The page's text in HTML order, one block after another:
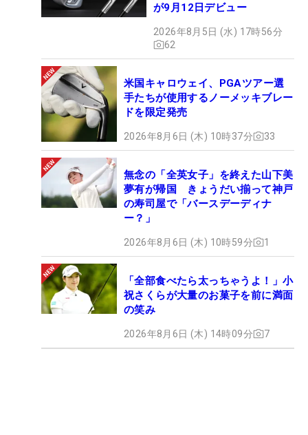
が9月12日デビュー
2026年8月5日 (水) 17時56分
62
米国キャロウェイ、PGAツアー選
手たちが使用するノーメッキブレー
ドを限定発売
2026年8月6日 (木) 10時37分 33
無念の「全英女子」を終えた山下美
夢有が帰国 きょうだい揃って神戸
の寿司屋で「バースデーディナ
ー？」
2026年8月6日 (木) 10時59分 1
「全部食べたら太っちゃうよ！」小
祝さくらが大量のお菓子を前に満面
の笑み
2026年8月6日 (木) 14時09分 7